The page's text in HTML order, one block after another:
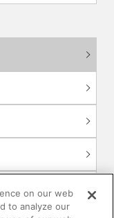
on our web
to analyze our